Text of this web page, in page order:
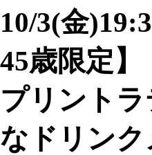
10/3(金
45歳限定
プリント
なドリン